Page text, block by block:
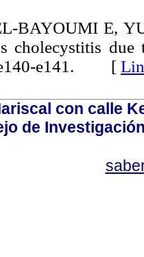
BAYOUMI E,
cholecystitis due
e141. [
con calle
de